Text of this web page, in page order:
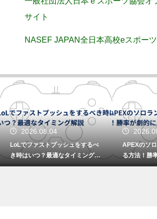
サイト
NASEF JAPAN全日本高校eスポー
2026.08.04
LoLでファストプッシュをするべ
き時はいつ？最適なタイミング解
説
APEXのソ
る方法！勝
回り